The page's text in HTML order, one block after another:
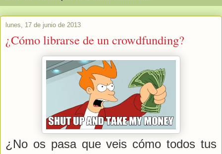
lunes, 17 de junio de 2013
¿Cómo librarse de un crowdfunding?
¿No os pasa que veis cómo todos tus